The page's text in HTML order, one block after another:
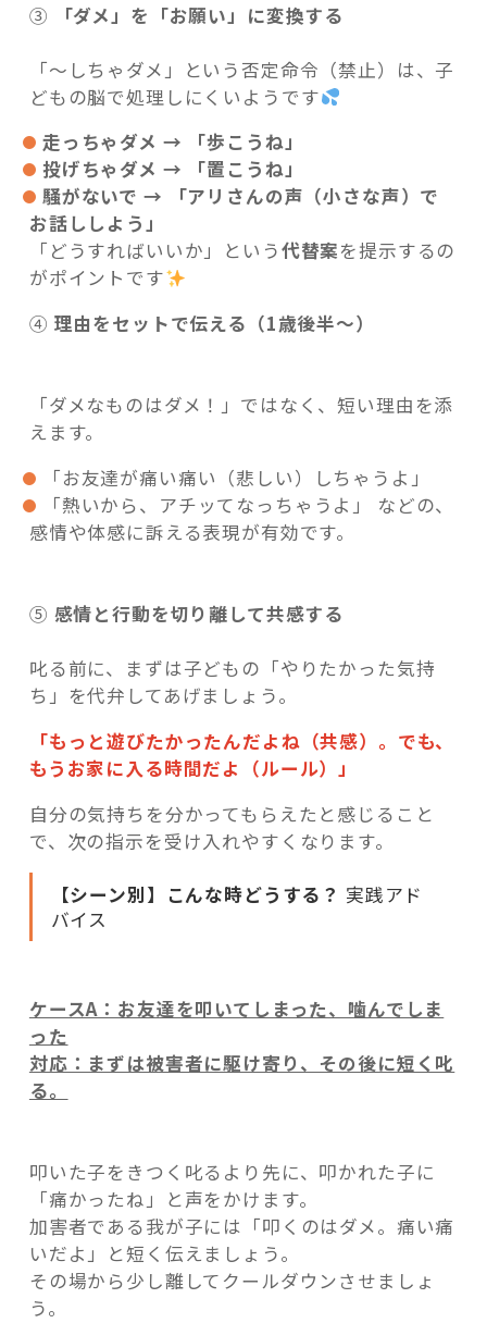
③ 「ダメ」を「お願い」に変換する
「〜しちゃダメ」という否定命令（禁止）は、子
どもの脳で処理しにくいようです
走っちゃダメ → 「歩こうね」
投げちゃダメ → 「置こうね」
騒がないで → 「アリさんの声（小さな声）で
お話ししよう」
「どうすればいいか」という代替案を提示するの
がポイントです
④ 理由をセットで伝える（1歳後半〜）
「ダメなものはダメ！」ではなく、短い理由を添
えます。
「お友達が痛い痛い（悲しい）しちゃうよ」
「熱いから、アチッてなっちゃうよ」 などの、
感情や体感に訴える表現が有効です。
⑤ 感情と行動を切り離して共感する
叱る前に、まずは子どもの「やりたかった気持
ち」を代弁してあげましょう。
「もっと遊びたかったんだよね（共感）。でも、
もうお家に入る時間だよ（ルール）」
自分の気持ちを分かってもらえたと感じること
で、次の指示を受け入れやすくなります。
【シーン別】こんな時どうする？ 実践アド
バイス
ケースA：お友達を叩いてしまった、噛んでしま
った
対応：まずは被害者に駆け寄り、その後に短く叱
る。
叩いた子をきつく叱るより先に、叩かれた子に
「痛かったね」と声をかけます。
加害者である我が子には「叩くのはダメ。痛い痛
いだよ」と短く伝えましょう。
その場から少し離してクールダウンさせましょ
う。